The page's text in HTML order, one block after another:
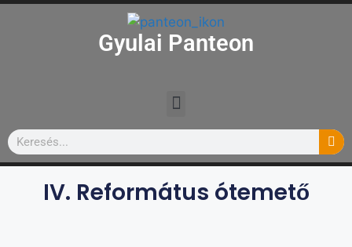
Gyulai Panteon
IV. Református ótemető